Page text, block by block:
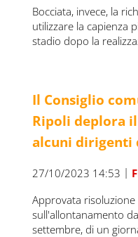
Bocciata, invece, la
utilizzare la capienza
stadio dopo la
Il Consiglio
Ripoli deplora
alcuni dirigenti
27/10/2023 14:53 |
Approvata
sull'allontanamento
settembre, di un